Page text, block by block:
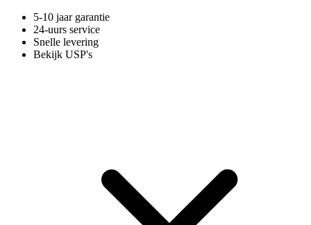
5-10 jaar garantie
24-uurs service
Snelle levering
Bekijk USP's